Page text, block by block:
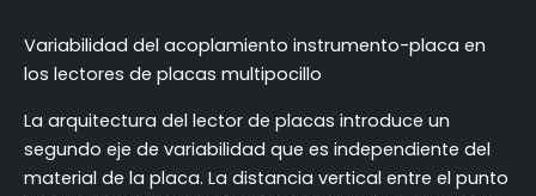
Variabilidad del acoplamiento instrumento-placa en
los lectores de placas multipocillo
La arquitectura del lector de placas introduce un
segundo eje de variabilidad que es independiente del
material de la placa. La distancia vertical entre el punto